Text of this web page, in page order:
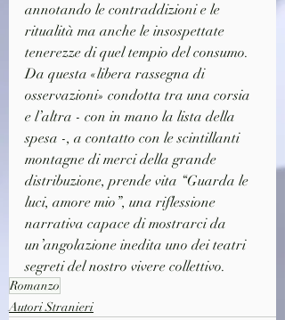
annotando le contraddizioni e le
ritualità ma anche le insospettate
tenerezze di quel tempio del consumo.
Da questa «libera rassegna di
osservazioni» condotta tra una corsia
e l’altra - con in mano la lista della
spesa -, a contatto con le scintillanti
montagne di merci della grande
distribuzione, prende vita “Guarda le
luci, amore mio”, una riflessione
narrativa capace di mostrarci da
un’angolazione inedita uno dei teatri
segreti del nostro vivere collettivo.
Romanzo
Autori Stranieri